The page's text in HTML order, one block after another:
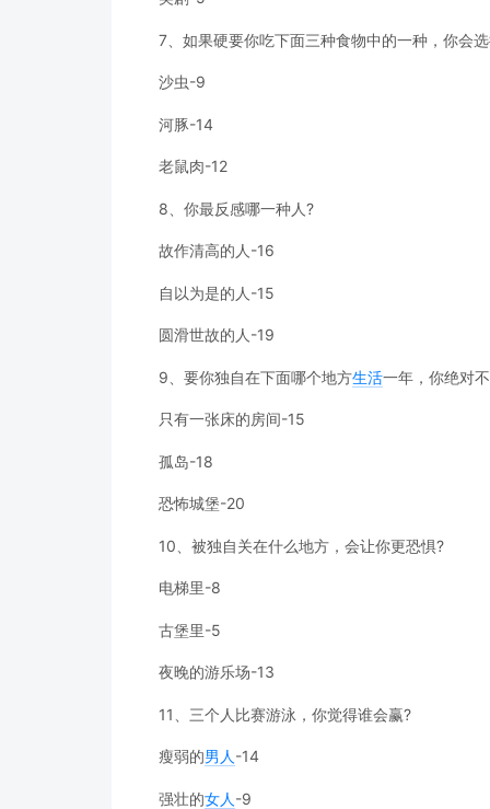
7、如果硬要你吃下面三种食物中的一种，你会
沙虫-9
河豚-14
老鼠肉-12
8、你最反感哪一种人?
故作清高的人-16
自以为是的人-15
圆滑世故的人-19
9、要你独自在下面哪个地方生活一年，你绝对
只有一张床的房间-15
孤岛-18
恐怖城堡-20
10、被独自关在什么地方，会让你更恐惧?
电梯里-8
古堡里-5
夜晚的游乐场-13
11、三个人比赛游泳，你觉得谁会赢?
瘦弱的男人 -14
强壮的女人 -9